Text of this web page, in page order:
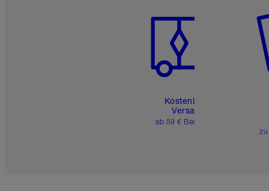
Kostenloser
Versand
ab 59 € Bestellwert
zu